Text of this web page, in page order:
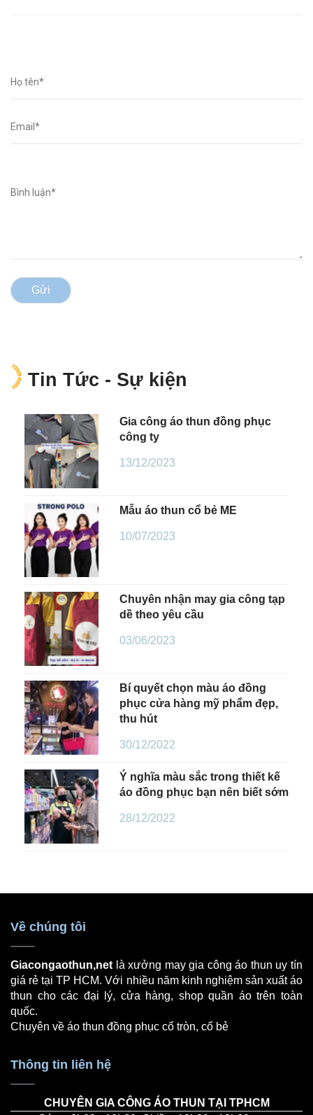
Gửi
Tin Tức - Sự kiện
Gia công áo thun đồng phục
công ty
13/12/2023
Mẫu áo thun cổ bẻ ME
10/07/2023
Chuyên nhận may gia công tạp
dề theo yêu cầu
03/06/2023
Bí quyết chọn màu áo đồng
phục cửa hàng mỹ phẩm đẹp,
thu hút
30/12/2022
Ý nghĩa màu sắc trong thiết kế
áo đồng phục bạn nên biết sớm
28/12/2022
Về chúng tôi
Giacongaothun,net là xưởng may gia công áo thun uy tín
giá rẻ tại TP HCM. Với nhiều năm kinh nghiệm sản xuất áo
thun cho các đại lý, cửa hàng, shop quần áo trên toàn
quốc.
Chuyên về áo thun đồng phục cổ tròn, cổ bẻ
Thông tin liên hệ
CHUYÊN GIA CÔNG ÁO THUN TẠI TPHCM